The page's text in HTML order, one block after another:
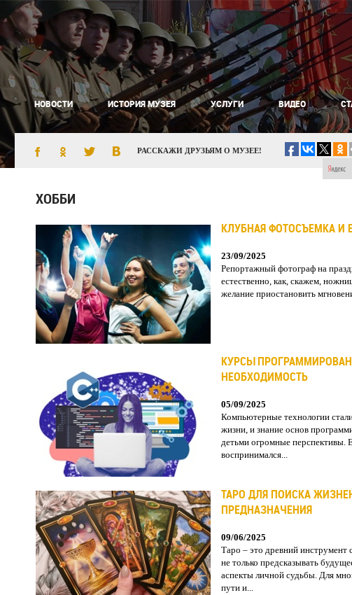
НОВОСТИ ИСТОРИЯ МУЗЕЯ УСЛУГИ ВИДЕО
РАССКАЖИ ДРУЗЬЯМ О МУЗЕЕ!
ХОББИ
КЛУБНАЯ ФОТОСЪЕМКА И
23/09/2025
Репортажный фотограф на
естественно, как, скажем,
желание приостановить
КУРСЫ
НЕОБХОДИМОСТЬ
05/09/2025
Компьютерные технологии
жизни, и знание основ
детьми огромные перспективы.
воспринимался...
ТАРО ДЛЯ ПОИСКА
ПРЕДНАЗНАЧЕНИЯ
09/06/2025
Таро – это древний инструмент
не только предсказывать
аспекты личной судьбы. Для
пути и...